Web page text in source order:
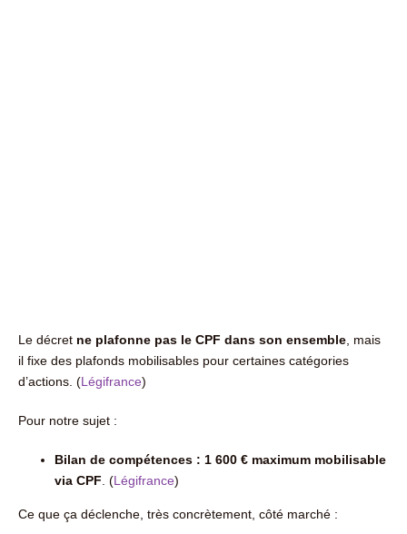
Le décret ne plafonne pas le CPF dans son ensemble, mais
il fixe des plafonds mobilisables pour certaines catégories
d’actions. (Légifrance)
Pour notre sujet :
Bilan de compétences : 1 600 € maximum mobilisable
via CPF. (Légifrance)
Ce que ça déclenche, très concrètement, côté marché :